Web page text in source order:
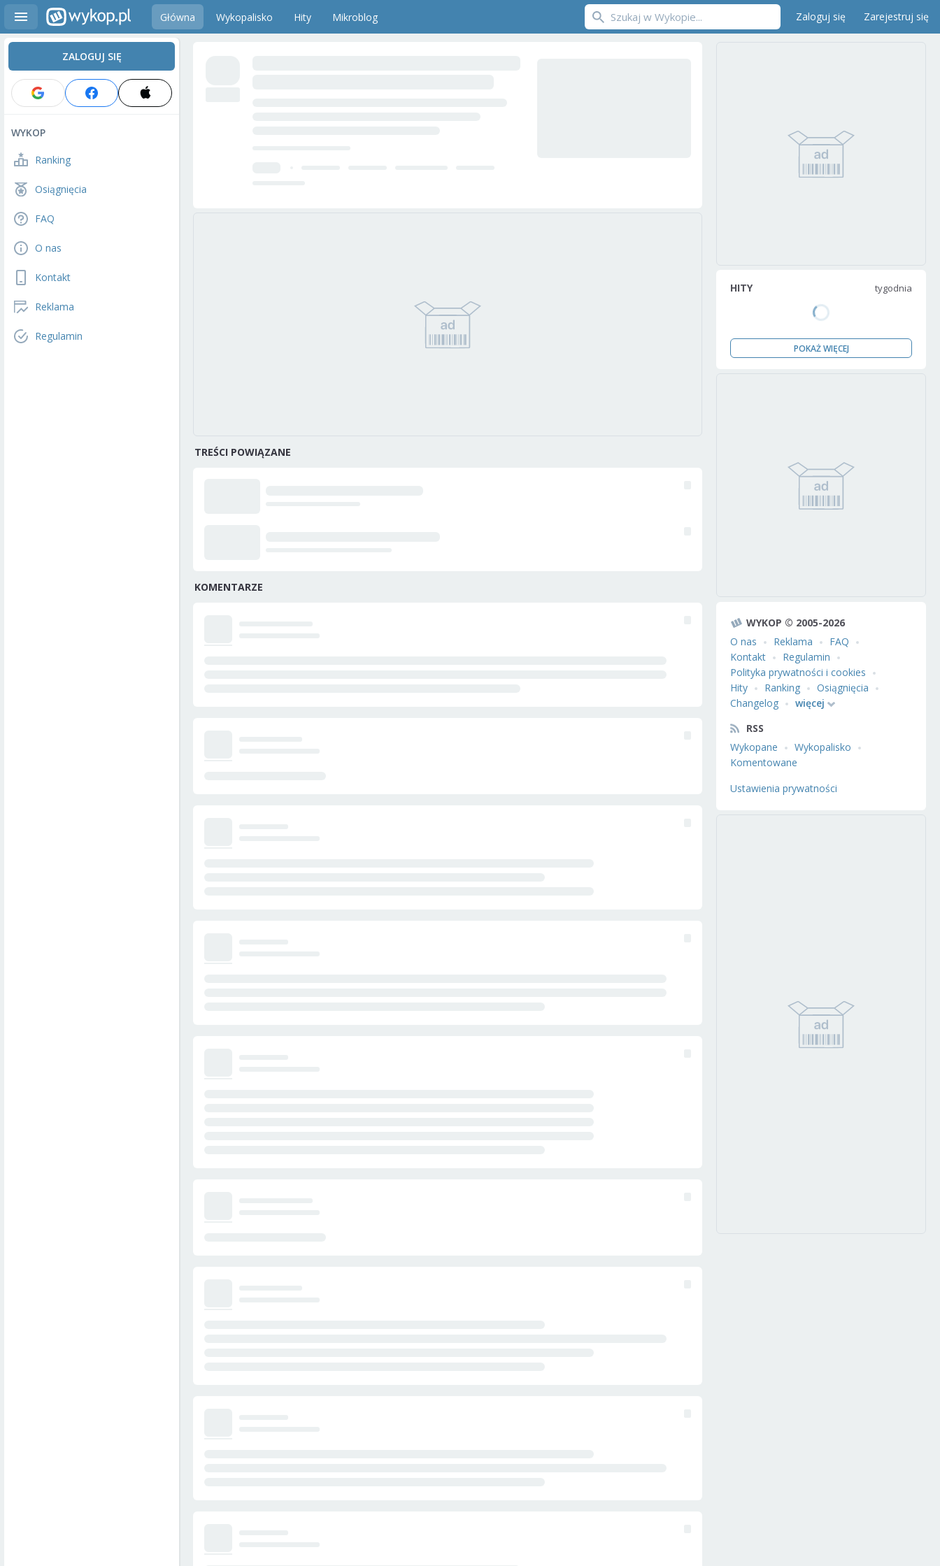
Główna Wykopalisko Hity Mikroblog Zaloguj się Zarejestruj się
ZALOGUJ SIĘ
WYKOP
Ranking
Osiągnięcia
FAQ
O nas
Kontakt
Reklama
Regulamin
TREŚCI POWIĄZANE
KOMENTARZE
HITY tygodnia
POKAŻ WIĘCEJ
WYKOP © 2005-2026
O nas
Reklama
FAQ
Kontakt
Regulamin
Polityka prywatności i cookies
Hity
Ranking
Osiągnięcia
Changelog
więcej
RSS
Wykopane
Wykopalisko
Komentowane
Ustawienia prywatności